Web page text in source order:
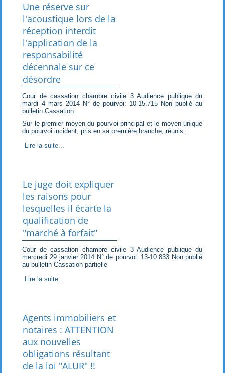
Une réserve sur
l'acoustique lors de la
réception interdit
l'application de la
responsabilité
décennale sur ce
désordre
Cour de cassation chambre civile 3 Audience publique du
mardi 4 mars 2014 N° de pourvoi: 10-15.715 Non publié au
bulletin Cassation
Sur le premier moyen du pourvoi principal et le moyen unique
du pourvoi incident, pris en sa première branche, réunis :
Lire la suite...
Le juge doit expliquer
les raisons pour
lesquelles il écarte la
qualification de
"marché à forfait"
Cour de cassation chambre civile 3 Audience publique du
mercredi 29 janvier 2014 N° de pourvoi: 13-10.833 Non publié
au bulletin Cassation partielle
Lire la suite...
Agents immobiliers et
notaires : ATTENTION
aux nouvelles
obligations résultant
de la loi "ALUR" !!